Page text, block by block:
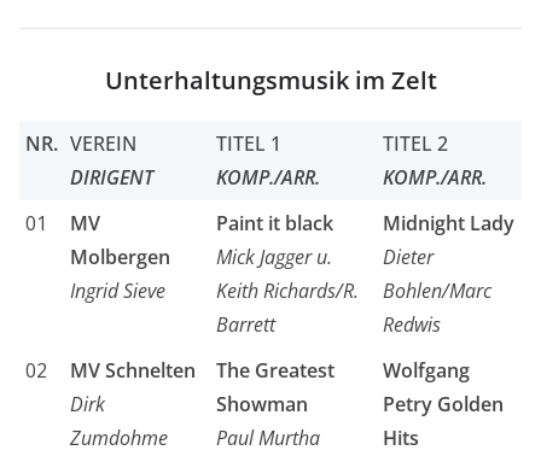
Unterhaltungsmusik im Zelt
NR. VEREIN
DIRIGENT
TITEL 1
KOMP./ARR.
TITEL 2
KOMP./ARR.
01
MV
Molbergen
Ingrid Sieve
Paint it black
Mick Jagger u.
Keith Richards/R.
Barrett
Midnight Lady
Dieter
Bohlen/Marc
Redwis
02
MV Schnelten
Dirk
Zumdohme
The Greatest
Showman
Paul Murtha
Wolfgang
Petry Golden
Hits